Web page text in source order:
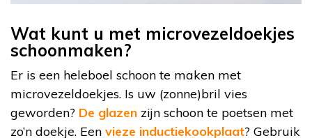
Wat kunt u met microvezeldoekjes
schoonmaken?
Er is een heleboel schoon te maken met
microvezeldoekjes. Is uw (zonne)bril vies
geworden? De glazen zijn schoon te poetsen met
zo’n doekje. Een vieze inductiekookplaat? Gebruik